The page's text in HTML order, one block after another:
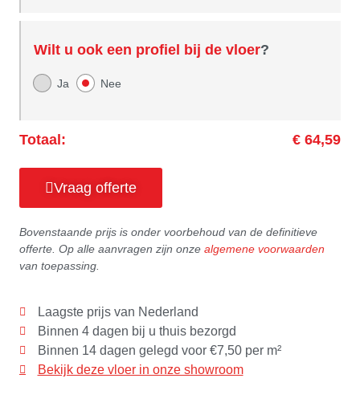
Wilt u ook een profiel bij de vloer?
Ja Nee
Totaal: € 64,59
Vraag offerte
Bovenstaande prijs is onder voorbehoud van de definitieve
offerte. Op alle aanvragen zijn onze algemene voorwaarden
van toepassing.
Laagste prijs van Nederland
Binnen 4 dagen bij u thuis bezorgd
Binnen 14 dagen gelegd voor €7,50 per m²
Bekijk deze vloer in onze showroom